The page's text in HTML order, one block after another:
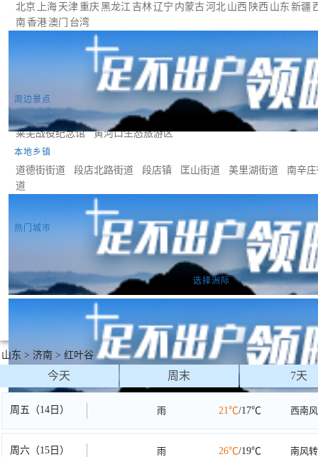
北京 上海 天津重庆黑龙江 吉林辽宁 内蒙古河北 山西 陕西 山东 新疆
南香港 澳门 台湾
章丘济阳淄川博山周村齐河禹城 滨州 东营潍坊
周边景点
蓬莱阁旅游景区 三仙山 杜受田故居 中国太阳谷
邹城市峄山风
莱芜战役纪念馆
黄河口生态旅游区
本地乡镇
道德街街道 段店北路街道 段店镇 匡山街道 美里湖街道
南辛
道
热门城市
吉隆坡 新加坡 巴黎 伦敦 雅典
悉尼 墨尔本 奥克兰 苏瓦
选择洲际
北美洲 南美洲 非洲 大洋洲
山东 > 济南 > 红叶谷
今天 周末 7天
周五（14日） 雨 21℃/17℃ 西南
周六（15日） 雨 26℃/19℃ 南风